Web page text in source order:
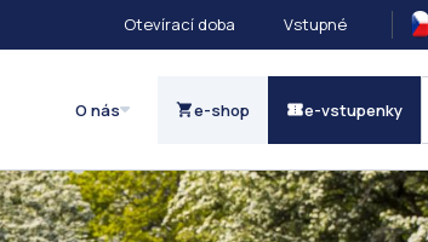
Otevírací doba Vstupné
O nás e-shop e-vstupenky